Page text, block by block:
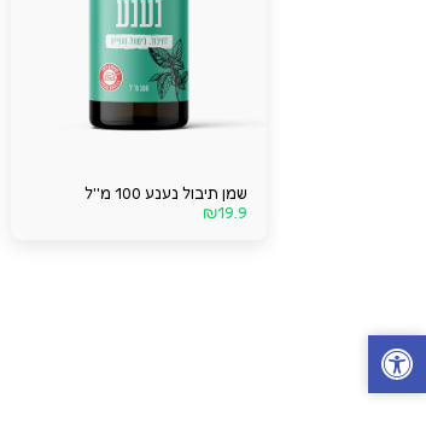
שמן תיבול נענע 100 מ''ל
₪19.9